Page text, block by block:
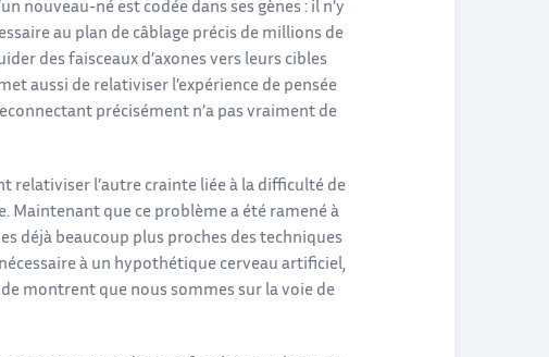
nouveau-né est codée dans ses gènes : il n’y
au plan de câblage précis de millions de
des faisceaux d’axones vers leurs cibles
aussi de relativiser l’expérience de pensée
précisément n’a pas vraiment de
relativiser l’autre crainte liée à la difficulté de
Maintenant que ce problème a été ramené à
déjà beaucoup plus proches des techniques
à un hypothétique cerveau artificiel,
montrent que nous sommes sur la voie de